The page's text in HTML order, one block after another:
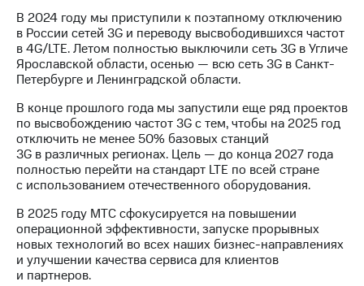
деловая этика
На главную
В 2024 году мы приступили к поэтапному отключению
в России сетей 3G и переводу высвободившихся частот
в 4G/LTE. Летом полностью выключили сеть 3G в Угличе
Ярославской области, осенью — всю сеть 3G в Санкт-
Петербурге и Ленинградской области.
В конце прошлого года мы запустили еще ряд проектов
по высвобождению частот 3G с тем, чтобы на 2025 год
отключить не менее 50% базовых станций
3G в различных регионах. Цель — до конца 2027 года
полностью перейти на стандарт LTE по всей стране
c использованием отечественного оборудования.
В 2025 году МТС сфокусируется на повышении
операционной эффективности, запуске прорывных
новых технологий во всех наших бизнес-направлениях
и улучшении качества сервиса для клиентов
и партнеров.